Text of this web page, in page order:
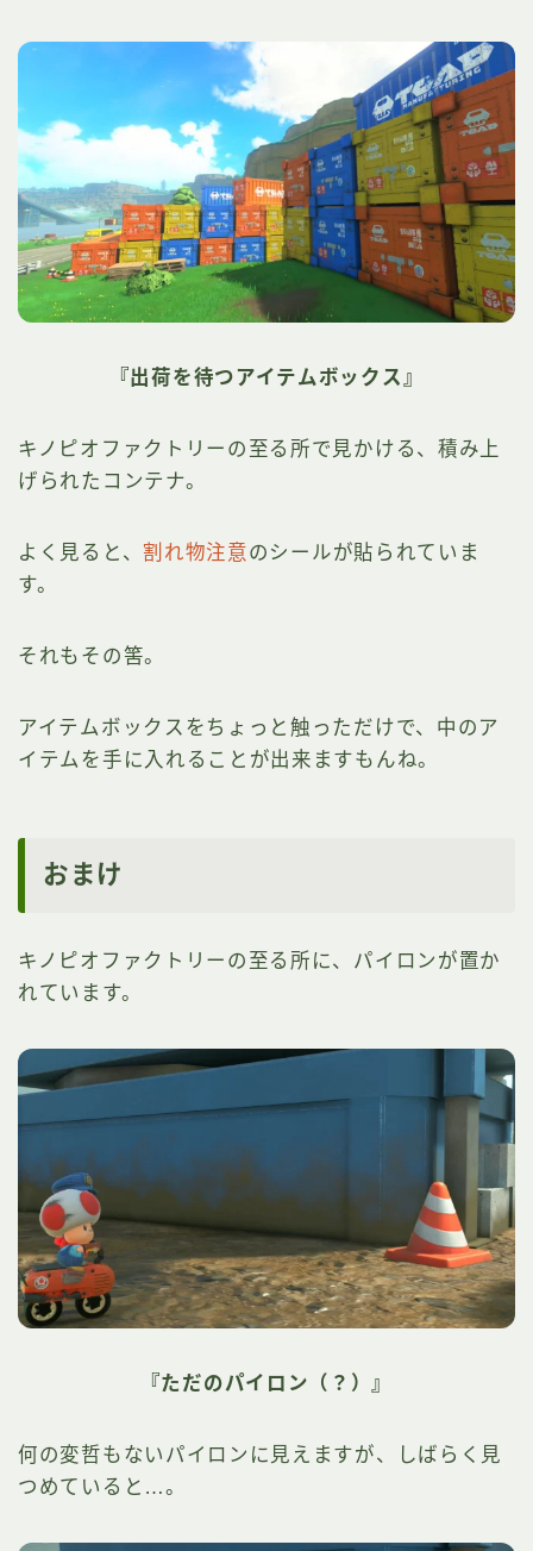
『出荷を待つアイテムボックス』
キノピオファクトリーの至る所で見かける、積み上
げられたコンテナ。
よく見ると、 割れ物注意のシールが貼られていま
す。
それもその筈。
アイテムボックスをちょっと触っただけで、中のア
イテムを手に入れることが出来ますもんね。
おまけ
キノピオファクトリーの至る所に、パイロンが置か
れています。
『ただのパイロン（？）』
何の変哲もないパイロンに見えますが、しばらく見
つめていると…。